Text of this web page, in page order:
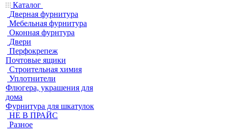
Каталог
Дверная фурнитура
Мебельная фурнитура
Оконная фурнтура
Двери
Перфокрепеж
Почтовые ящики
Строительная химия
Уплотнители
Флюгера, украшения для
дома
Фурнитура для шкатулок
НЕ В ПРАЙС
Разное